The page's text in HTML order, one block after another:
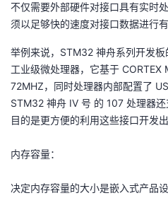
不仅需要外部硬件对接口具有实时
须以足够快的速度对接口数据进行
举例来说，STM32 神舟系列开发
工业级微处理器，它基于 CORTEX
72MHZ，同时处理器内部配置了
STM32 神舟 IV 号 的 107 处理器
目的是更方便的利用这些接口开发
内存容量：
决定内存容量的大小是嵌入式产品